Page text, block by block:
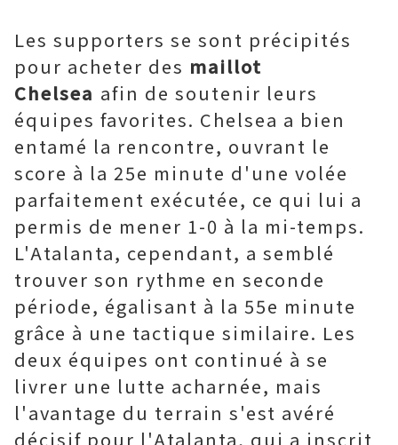
Les supporters se sont précipités
pour acheter des maillot
Chelsea afin de soutenir leurs
équipes favorites. Chelsea a bien
entamé la rencontre, ouvrant le
score à la 25e minute d'une volée
parfaitement exécutée, ce qui lui a
permis de mener 1-0 à la mi-temps.
L'Atalanta, cependant, a semblé
trouver son rythme en seconde
période, égalisant à la 55e minute
grâce à une tactique similaire. Les
deux équipes ont continué à se
livrer une lutte acharnée, mais
l'avantage du terrain s'est avéré
décisif pour l'Atalanta, qui a inscrit